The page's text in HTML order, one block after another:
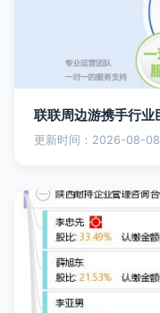
联联周边游携手行
更新时间：2026-08-